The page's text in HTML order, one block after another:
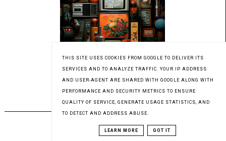
Patronat medialny Czytaninki
PREMIERA 04.09.2023
THIS SITE USES COOKIES FROM GOOGLE TO DELIVER ITS
SERVICES AND TO ANALYZE TRAFFIC. YOUR IP ADDRESS
AND USER-AGENT ARE SHARED WITH GOOGLE ALONG WITH
PERFORMANCE AND SECURITY METRICS TO ENSURE
QUALITY OF SERVICE, GENERATE USAGE STATISTICS, AND
TO DETECT AND ADDRESS ABUSE.
LEARN MORE GOT IT